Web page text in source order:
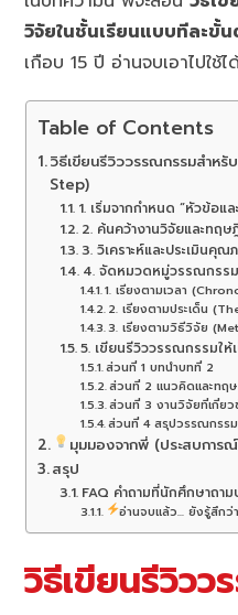
วิจัยในชั้นเรียนแบบทีละขั้
เกือบ 15 ปี อ่านจบเอาไปใช้
Table of Contents
วิธีเขียนรีวิววรรณกรรมสำห
Step)
1. เริ่มจากกำหนด “หัวข้อแ
2. ค้นคว้างานวิจัยและทฤ
3. วิเคราะห์และประเมินคุ
4. จัดหมวดหมู่วรรณกรรม
1. เรียงตามเวลา
2. เรียงตามประเด็น
3. เรียงตามวิธีวิจัย
5. เขียนรีวิววรรณกรรมให้เ
ส่วนที่ 1 บทนำบทที่ 2
ส่วนที่ 2 แนวคิดและทฤ
ส่วนที่ 3 งานวิจัยที่เกี่ยว
ส่วนที่ 4 สรุปวรรณกรรม
มุมมองจากพี่ (ประสบการ
สรุป
FAQ คำถามที่นักศึกษาถา
อ่านจบแล้ว... ยังรู้สึกว่
วิธีเขียนรีวิว